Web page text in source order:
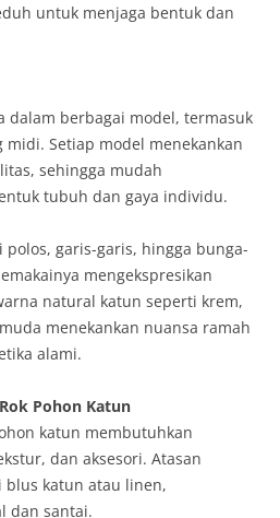
untuk menjaga bentuk dan
dalam berbagai model, termasuk
Setiap model menekankan
sehingga mudah
tubuh dan gaya individu.
garis-garis, hingga bunga-
mengekspresikan
natural katun seperti krem,
menekankan nuansa ramah
alami.
Pohon Katun
katun membutuhkan
dan aksesori. Atasan
katun atau linen,
dan santai.